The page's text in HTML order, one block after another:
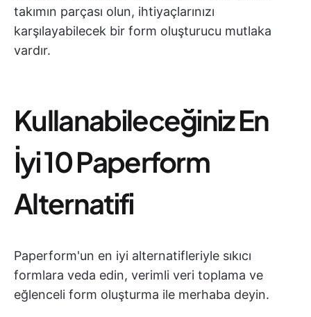
takımın parçası olun, ihtiyaçlarınızı
karşılayabilecek bir form oluşturucu mutlaka
vardır.
Kullanabileceğiniz En
İyi 10 Paperform
Alternatifi
Paperform'un en iyi alternatifleriyle sıkıcı
formlara veda edin, verimli veri toplama ve
eğlenceli form oluşturma ile merhaba deyin.